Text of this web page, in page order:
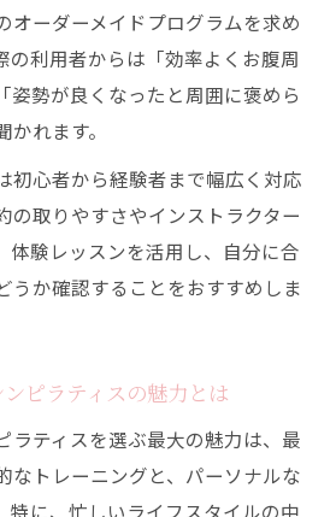
ラティスで自信が持てる身体
オーダーメイドプログラムを求め
の利用者からは「効率よくお腹周
姿勢が良くなったと周囲に褒めら
れます。
初心者から経験者まで幅広く対応
の取りやすさやインストラクター
体験レッスンを活用し、自分に合
うか確認することをおすすめしま
ピラティスの魅力とは
ラティスを選ぶ最大の魅力は、最
なトレーニングと、パーソナルな
特に、忙しいライフスタイルの中